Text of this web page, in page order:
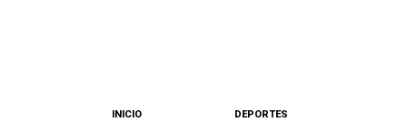
INICIO DEPORTES